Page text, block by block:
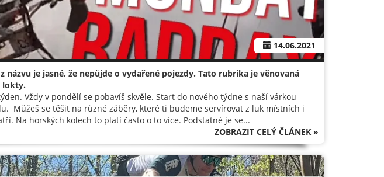
14.06.2021
názvu je jasné, že nepůjde o vydařené pojezdy. Tato rubrika je věnovaná
lokty.
Vždy v pondělí se pobavíš skvěle. Start do nového týdne s naší várkou
Můžeš se těšit na různé záběry, které ti budeme servírovat z luk místních i
Na horských kolech to platí často o to více. Podstatné je se...
ZOBRAZIT CELÝ ČLÁNEK »